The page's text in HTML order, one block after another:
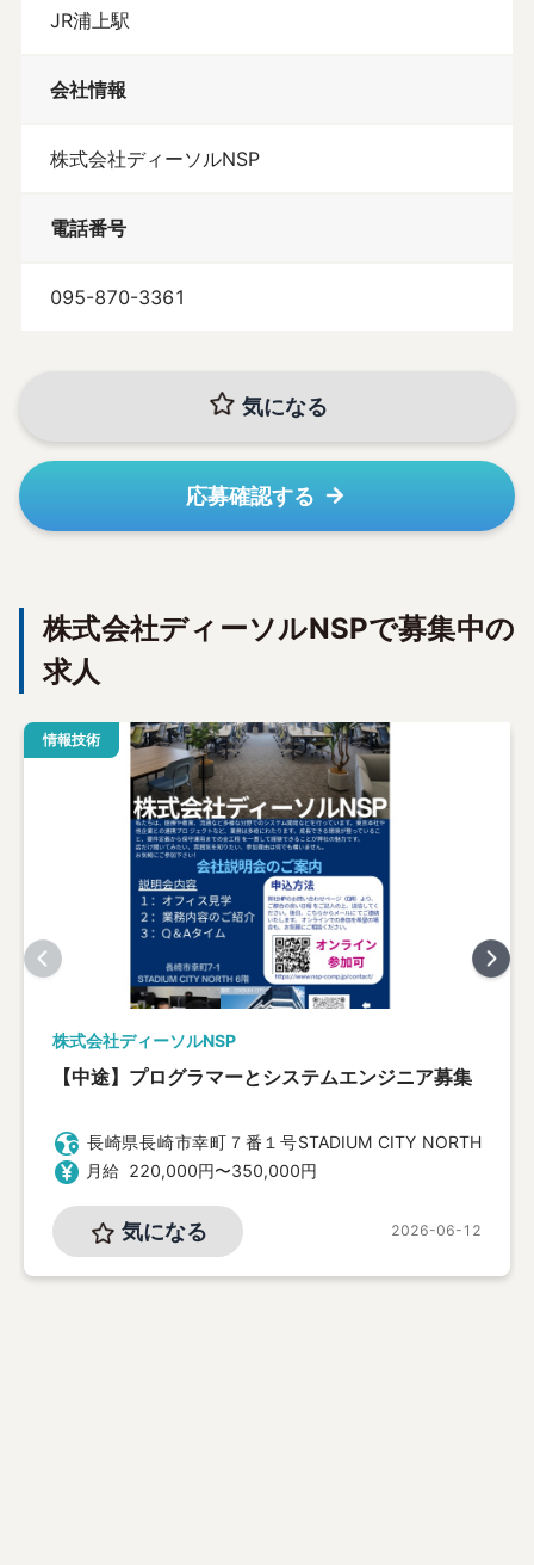
JR浦上駅
会社情報
株式会社ディーソルNSP
電話番号
095-870-3361
気になる
応募確認する
株式会社ディーソルNSPで募集中の
求人
情報技術
株式会社ディーソルNSP
【中途】プログラマーとシステムエンジニア募集
長崎県長崎市幸町７番１号STADIUM CITY NORTH
6階 月給 220,000円〜350,000円
気になる 2026-06-12